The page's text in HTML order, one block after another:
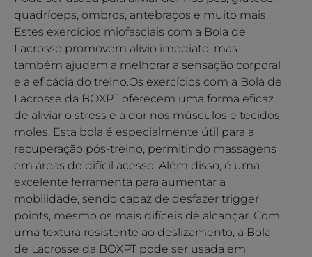
quadríceps, ombros, antebraços e muito mais.
Estes exercícios miofasciais com a Bola de
Lacrosse promovem alívio imediato, mas
também ajudam a melhorar a sensação corporal
e a eficácia do treino.Os exercícios com a Bola de
Lacrosse da BOXPT oferecem uma forma eficaz
de aliviar o stress e a dor nos músculos e tecidos
moles. Esta bola é especialmente útil para a
recuperação pós-treino, permitindo massagens
em áreas de difícil acesso. Além disso, é uma
excelente ferramenta para aumentar a
mobilidade, sendo capaz de desfazer trigger
points, mesmo os mais difíceis de alcançar. Com
uma textura resistente ao deslizamento, a Bola
de Lacrosse da BOXPT pode ser usada em